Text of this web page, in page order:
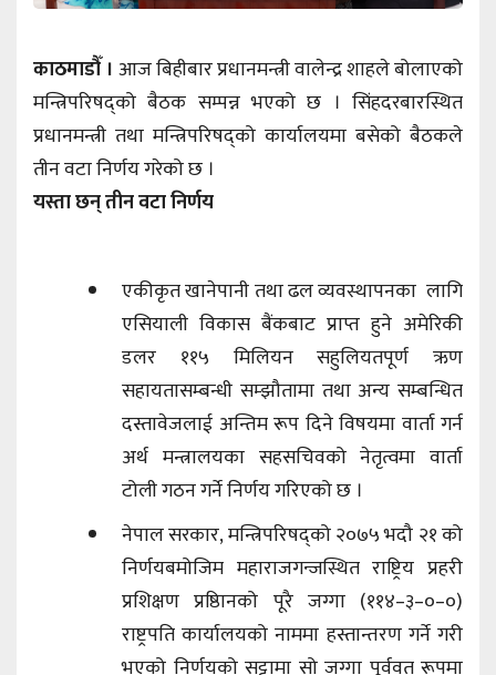
काठमाडौँ । आज बिहीबार प्रधानमन्त्री वालेन्द्र शाहले बोलाएको
मन्त्रिपरिषद्को बैठक सम्पन्न भएको छ । सिंहदरबारस्थित
प्रधानमन्त्री तथा मन्त्रिपरिषद्को कार्यालयमा बसेको बैठकले
तीन वटा निर्णय गरेको छ ।
यस्ता छन् तीन वटा निर्णय
एकीकृत खानेपानी तथा ढल व्यवस्थापनका लागि
एसियाली विकास बैंकबाट प्राप्त हुने अमेरिकी
डलर ११५ मिलियन सहुलियतपूर्ण ऋण
सहायतासम्बन्धी सम्झौतामा तथा अन्य सम्बन्धित
दस्तावेजलाई अन्तिम रूप दिने विषयमा वार्ता गर्न
अर्थ मन्त्रालयका सहसचिवको नेतृत्वमा वार्ता
टोली गठन गर्ने निर्णय गरिएको छ ।
नेपाल सरकार, मन्त्रिपरिषद्को २०७५ भदौ २१ को
निर्णयबमोजिम महाराजगन्जस्थित राष्ट्रिय प्रहरी
प्रशिक्षण प्रष्ठिानको पूरै जग्गा (११४–३–०–०)
राष्ट्रपति कार्यालयको नाममा हस्तान्तरण गर्ने गरी